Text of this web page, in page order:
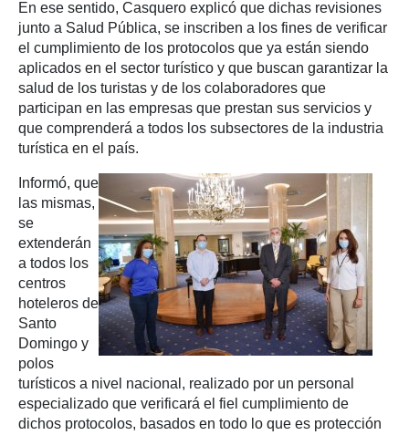
En ese sentido, Casquero explicó que dichas revisiones
junto a Salud Pública, se inscriben a los fines de verificar
el cumplimiento de los protocolos que ya están siendo
aplicados en el sector turístico y que buscan garantizar la
salud de los turistas y de los colaboradores que
participan en las empresas que prestan sus servicios y
que comprenderá a todos los subsectores de la industria
turística en el país.
Informó, que
las mismas,
se
extenderán
a todos los
centros
hoteleros de
Santo
Domingo y
polos
turísticos a nivel nacional, realizado por un personal
especializado que verificará el fiel cumplimiento de
dichos protocolos, basados en todo lo que es protección